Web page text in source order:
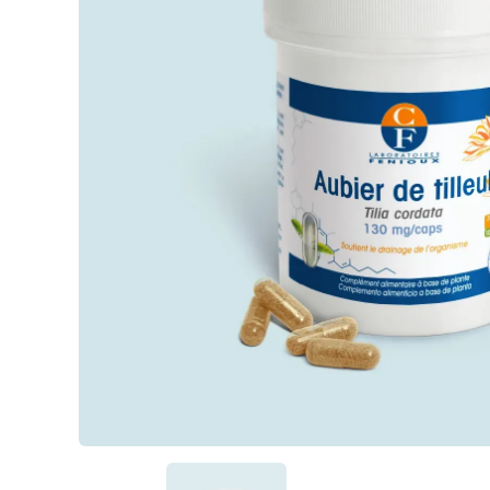
DOPA Concept
SafraZen®
Trypto B6
Magnésium
Griffonia
Hericium
Magnésium